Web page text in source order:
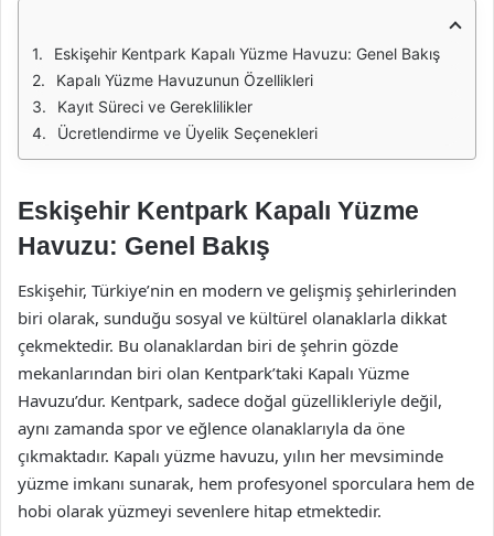
Eskişehir Kentpark Kapalı Yüzme Havuzu: Genel Bakış
Kapalı Yüzme Havuzunun Özellikleri
Kayıt Süreci ve Gereklilikler
Ücretlendirme ve Üyelik Seçenekleri
Eskişehir Kentpark Kapalı Yüzme
Havuzu: Genel Bakış
Eskişehir, Türkiye’nin en modern ve gelişmiş şehirlerinden
biri olarak, sunduğu sosyal ve kültürel olanaklarla dikkat
çekmektedir. Bu olanaklardan biri de şehrin gözde
mekanlarından biri olan Kentpark’taki Kapalı Yüzme
Havuzu’dur. Kentpark, sadece doğal güzellikleriyle değil,
aynı zamanda spor ve eğlence olanaklarıyla da öne
çıkmaktadır. Kapalı yüzme havuzu, yılın her mevsiminde
yüzme imkanı sunarak, hem profesyonel sporculara hem de
hobi olarak yüzmeyi sevenlere hitap etmektedir.